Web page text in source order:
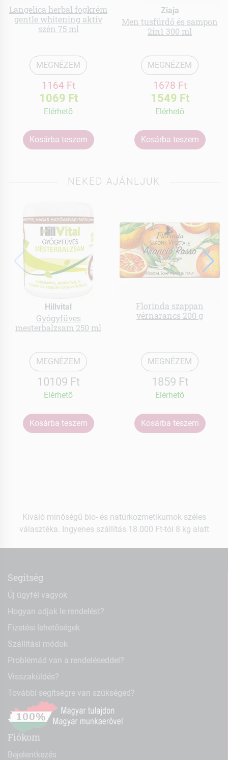
Langelica herbal fogkrém
gentle whitening aktív
szén 75 ml
MEGNÉZEM
1164 Ft
1069 Ft
Elérhetõ
Kosárba teszem
Ziaja
Men tusfürdő és sampon
2in1 300 ml
MEGNÉZEM
1678 Ft
1549 Ft
Elérhetõ
Kosárba teszem
NEKED AJÁNLJUK
Hillvital
Gyógyfüves
mesterbalzsam 250 ml
MEGNÉZEM
10109 Ft
Elérhetõ
Kosárba teszem
Florinda szappan
vérnarancs 200 g
MEGNÉZEM
1859 Ft
Elérhetõ
Kosárba teszem
Kiváló minőségű bio- és natúrkozmetikumok széles
választéka. Ingyenes szállítás 18.000 Ft-tól 8 kg alatt
Segítség
Új ügyfél vagyok
Hogyan adjak le rendelést?
Fizetési lehetőségek
Szállítási módok
Problémád van a rendeléseddel?
Visszaküldés?
További segítségre van szükséged?
Fiókom
Bejelentkezés